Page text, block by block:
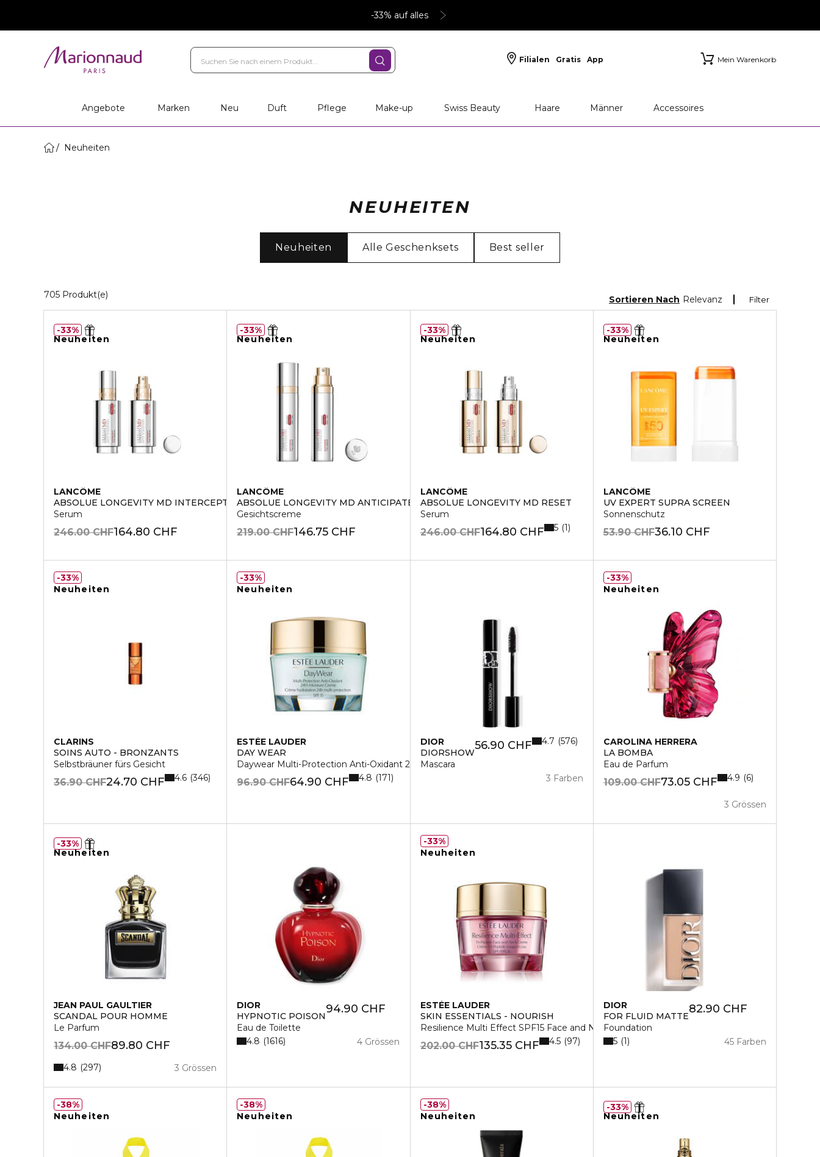
-33% auf alles
Filialen Gratis App Mein Warenkorb
Angebote Marken Neu Duft Pflege Make-up Swiss Beauty Haare Männer Accessoires
Neuheiten
NEUHEITEN
Neuheiten Alle Geschenksets Best seller
705 Produkt(e) Filter
Sortieren Nach Relevanz
Neuheiten
LANCÔME
ABSOLUE LONGEVITY MD INTERCEPT
Serum
164.80 CHF
246.00 CHF
33%
Neuheiten
LANCÔME
ABSOLUE LONGEVITY MD ANTICIPATE
Gesichtscreme
146.75 CHF
219.00 CHF
33%
Neuheiten
LANCÔME
ABSOLUE LONGEVITY MD RESET
Serum
164.80 CHF
246.00 CHF 5 1
33%
Neuheiten
LANCÔME
UV EXPERT SUPRA SCREEN
Sonnenschutz
36.10 CHF
53.90 CHF
33%
Neuheiten
CLARINS
SOINS AUTO - BRONZANTS
Selbstbräuner fürs Gesicht
24.70 CHF
36.90 CHF 4.6 346
33%
Neuheiten
ESTÉE LAUDER
DAY WEAR
Daywear Multi-Protection Anti-Oxidant 24H-Moisture Crème SPF15
64.90 CHF
96.90 CHF 4.8 171
33%
DIOR
DIORSHOW
Mascara
56.90 CHF
3 Farben
4.7 576
Neuheiten
CAROLINA HERRERA
LA BOMBA
Eau de Parfum
73.05 CHF
109.00 CHF
3 Grössen
4.9 6
33%
Neuheiten
JEAN PAUL GAULTIER
SCANDAL POUR HOMME
Le Parfum
89.80 CHF
134.00 CHF
3 Grössen
4.8 297
33%
DIOR
HYPNOTIC POISON
Eau de Toilette
94.90 CHF
4 Grössen
4.8 1616
Neuheiten
ESTÉE LAUDER
SKIN ESSENTIALS - NOURISH
Resilience Multi Effect SPF15 Face and Neck Cream
135.35 CHF
202.00 CHF 4.5 97
33%
DIOR
FOR FLUID MATTE
Foundation
82.90 CHF
45 Farben
5 1
Neuheiten
38%
Neuheiten
38%
Neuheiten
38%
Neuheiten
33%